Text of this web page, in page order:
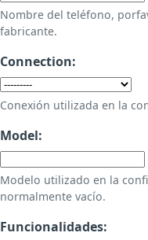
Nombre del teléfono,
fabricante.
Connection:
Conexión utilizada en la
Model:
Modelo utilizado en la
normalmente vacío.
Funcionalidades: